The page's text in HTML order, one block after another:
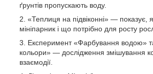
ґрунтів пропускають воду.
«Теплиця на підвіконні» — показує,
мініпарник і що потрібно для росту
Експеримент «Фарбування водою»
кольори» — дослідження змішування
взаємодії.